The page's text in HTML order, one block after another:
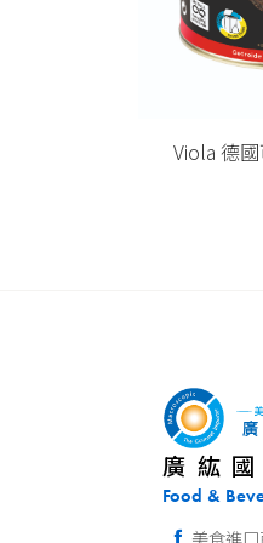
Viola 德
廣紘
Food &
美食進